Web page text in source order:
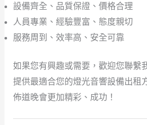
設備齊全、品質保證、價格合理
人員專業、經驗豐富、態度親切
服務周到、效率高、安全可靠
如果您有興趣或需要，歡迎您聯繫
提供最適合您的燈光音響設備出租
佈道晚會更加精彩、成功！